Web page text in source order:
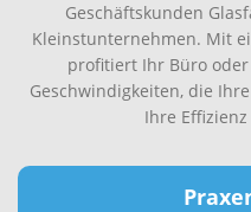
Geschäftskunden
Kleinstunternehmen. Mit
profitiert Ihr Büro
Geschwindigkeiten, die
Ihre